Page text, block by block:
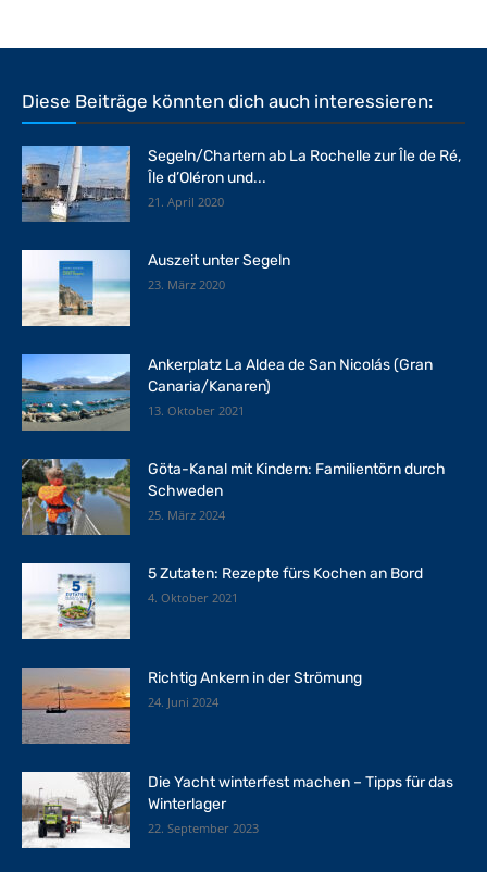
Diese Beiträge könnten dich auch interessieren:
Segeln/Chartern ab La Rochelle zur Île de Ré,
Île d’Oléron und...
21. April 2020
Auszeit unter Segeln
23. März 2020
Ankerplatz La Aldea de San Nicolás (Gran
Canaria/Kanaren)
13. Oktober 2021
Göta-Kanal mit Kindern: Familientörn durch
Schweden
25. März 2024
5 Zutaten: Rezepte fürs Kochen an Bord
4. Oktober 2021
Richtig Ankern in der Strömung
24. Juni 2024
Die Yacht winterfest machen – Tipps für das
Winterlager
22. September 2023